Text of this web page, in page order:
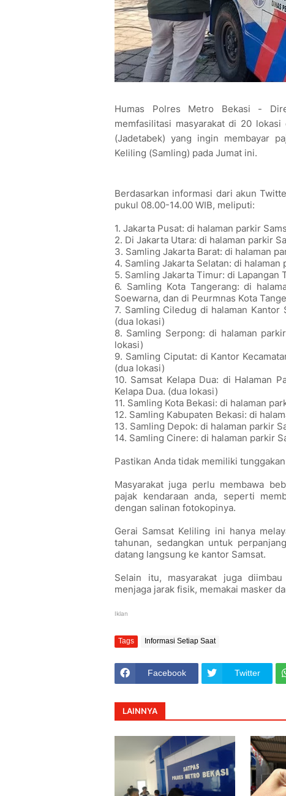
Humas Polres Metro Bekasi -
memfasilitasi masyarakat di 20
(Jadetabek) yang ingin membayar
Keliling (Samling) pada Jumat ini.
Berdasarkan informasi dari akun
pukul 08.00-14.00 WIB, meliputi:
1. Jakarta Pusat: di halaman parkir
2. Di Jakarta Utara: di halaman parkir
3. Samling Jakarta Barat: di halaman
4. Samling Jakarta Selatan: di halaman
5. Samling Jakarta Timur: di Lapangan
6. Samling Kota Tangerang: di
Soewarna, dan di Peurmnas Kota
7. Samling Ciledug di halaman Kantor
(dua lokasi)
8. Samling Serpong: di halaman
lokasi)
9. Samling Ciputat: di Kantor
(dua lokasi)
10. Samsat Kelapa Dua: di Halaman
Kelapa Dua. (dua lokasi)
11. Samling Kota Bekasi: di halaman
12. Samling Kabupaten Bekasi: di
13. Samling Depok: di halaman parkir
14. Samling Cinere: di halaman parkir
Pastikan Anda tidak memiliki
Masyarakat juga perlu membawa
pajak kendaraan anda, seperti
dengan salinan fotokopinya.
Gerai Samsat Keliling ini hanya
tahunan, sedangkan untuk
datang langsung ke kantor Samsat.
Selain itu, masyarakat juga
menjaga jarak fisik, memakai masker
Iklan
Tags Informasi Setiap Saat
Facebook Twitter
LAINNYA